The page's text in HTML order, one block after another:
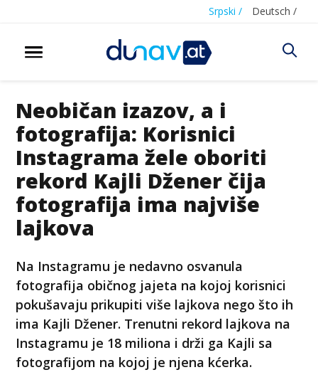
Srpski / Deutsch /
Neobičan izazov, a i
fotografija: Korisnici
Instagrama žele oboriti
rekord Kajli Džener čija
fotografija ima najviše
lajkova
Na Instagramu je nedavno osvanula
fotografija običnog jajeta na kojoj korisnici
pokušavaju prikupiti više lajkova nego što ih
ima Kajli Džener. Trenutni rekord lajkova na
Instagramu je 18 miliona i drži ga Kajli sa
fotografijom na kojoj je njena kćerka.